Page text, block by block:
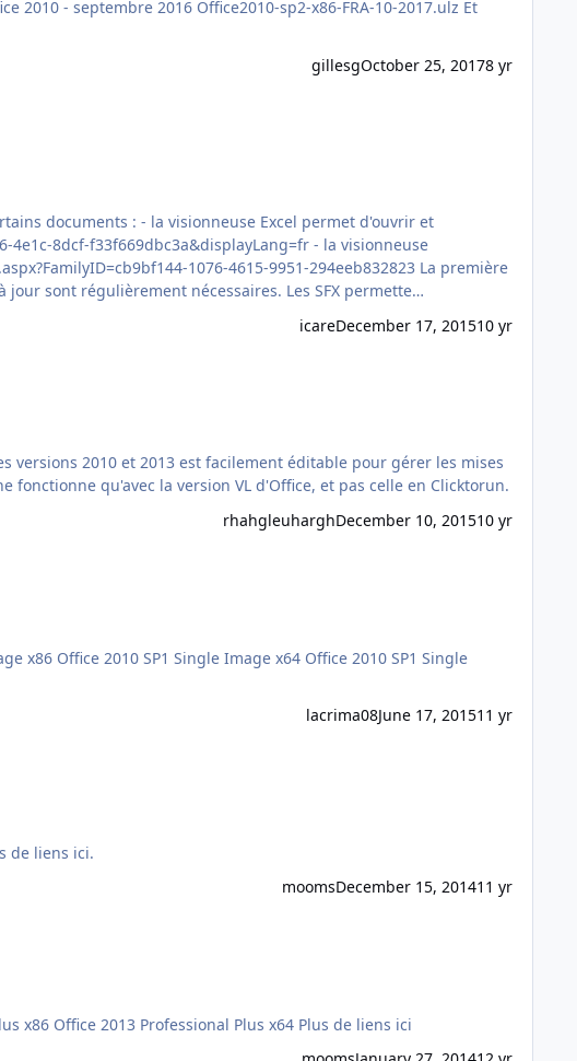
gillesgOctober 25, 20178 yr
Excel permet d'ouvrir et
- la visionneuse
1076-4615-9951-294eeb832823 La première
est basée sur Office 2007 et la deuxième sur Office 2010. Les deux ont une architecture 32 bits et des mises à jour sont régulièrement nécessaires. Les SFX permette…
icareDecember 17, 201510 yr
pour extraire les fichiers des mises à jour en .exe. Attention, cela ne fonctionne qu'avec la version VL d'Office, et pas celle en Clicktorun.
rhahgleuharghDecember 10, 201510 yr
lacrima08June 17, 201511 yr
les isos sont les mêmes que celles sur MSDN. Office 2007 Enterprise Plus de liens ici.
moomsDecember 15, 201411 yr
Ce sont des liens officiels Microsoft, les isos sont les mêmes que celles sur MSDN. Office 2013 Professional Plus x86 Office 2013 Professional Plus x64 Plus de liens ici